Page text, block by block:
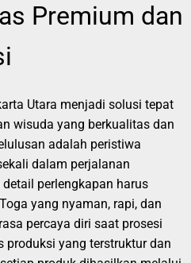
Premium dan
Utara menjadi solusi tepat
wisuda yang berkualitas dan
adalah peristiwa
dalam perjalanan
perlengkapan harus
yang nyaman, rapi, dan
percaya diri saat prosesi
produksi yang terstruktur dan